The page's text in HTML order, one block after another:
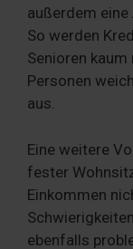
außerdem
So werden
Senioren
Personen
aus.
Eine weitere
fester
Einkommen
ebenfalls